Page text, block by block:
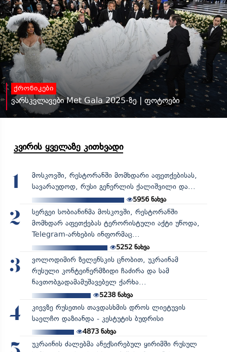
ქრონიკები
ვარსკვლავები Met Gala 2025-ზე | ფოტოები
კვირის ყველაზე კითხვადი
1
მოსკოვში, რესტორანში მომხდარი აფეთქებისას,
სავარაუდოდ, რუსი გენერლის ქალიშვილი და...
5956ნახვა
2
სერგეი სობიანინმა მოსკოვში, რესტორანში
მომხდარ აფეთქებას ტერორისტული აქტი უწოდა,
Telegram-არხების ინფორმაც...
5252ნახვა
3
ვოლოდიმირ ზელენსკის ცნობით, უკრაინამ
რუსული კონტეინერმზიდი ჩაძირა და სამ
ნავთობგადამამუშავებელ ქარხა...
5238ნახვა
4
კიევზე რუსეთის თავდასხმის დროს ლიეტუვის
საელჩო დაზიანდა - კესტუტის ბუდრისი
4873ნახვა
უკრაინის ძალებმა ანექსირებულ ყირიმში რუსულ